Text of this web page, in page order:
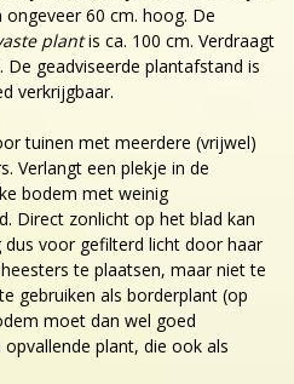
60 cm. hoog. De
plantis ca. 100 cm. Verdraagt
geadviseerde plantafstand is
verkrijgbaar.
tuinen met meerdere (vrijwel)
Verlangt een plekje in de
bodem met weinig
Direct zonlicht op het blad kan
voor gefilterd licht door haar
te plaatsen, maar niet te
gebruiken als borderplant (op
moet dan wel goed
plant, die ook als